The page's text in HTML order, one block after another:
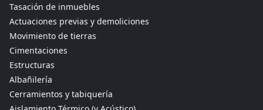
Tasación de inmuebles
Actuaciones previas y demoliciones
Movimiento de tierras
Cimentaciones
Estructuras
Albañilería
Cerramientos y tabiquería